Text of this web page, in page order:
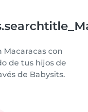
con
de tus hijos de
de Babysits.